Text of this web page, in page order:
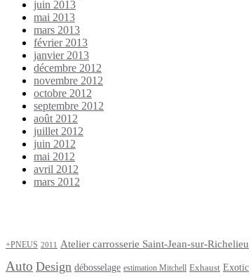
juin 2013
mai 2013
mars 2013
février 2013
janvier 2013
décembre 2012
novembre 2012
octobre 2012
septembre 2012
août 2012
juillet 2012
juin 2012
mai 2012
avril 2012
mars 2012
+PNEUS 2011 Atelier carrosserie Saint-Jean-sur-Richelieu
Auto Design débosselage estimation Mitchell Exhaust Exotic